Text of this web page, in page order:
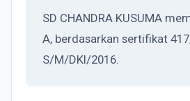
SD CHANDRA KUSUMA
A, berdasarkan sertifikat
S/M/DKI/2016.